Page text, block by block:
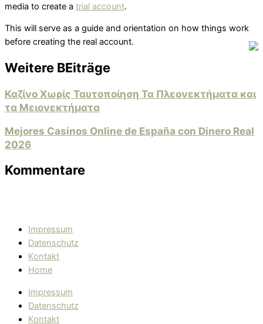
media to create a trial account.
This will serve as a guide and orientation on how things work
before creating the real account.
Weitere BEiträge
Καζίνο Χωρίς Ταυτοποίηση Τα Πλεονεκτήματα και
τα Μειονεκτήματα
Mejores Casinos Online de España con Dinero Real
2026
Kommentare
Impressum
Datenschutz
Kontakt
Home
Impressum
Datenschutz
Kontakt